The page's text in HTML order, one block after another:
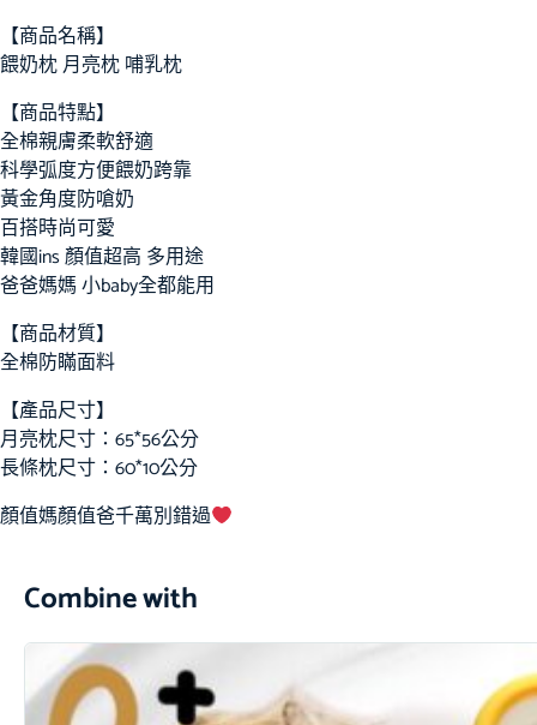
【商品名稱】
餵奶枕 月亮枕 哺乳枕
【商品特點】
全棉親膚柔軟舒適
科學弧度方便餵奶跨靠
黃金角度防嗆奶
百搭時尚可愛
韓國ins 顏值超高 多用途
爸爸媽媽 小baby全都能用
【商品材質】
全棉防瞞面料
【產品尺寸】
月亮枕尺寸：65*56公分
長條枕尺寸：60*10公分
顏值媽顏值爸千萬別錯過
Combine with